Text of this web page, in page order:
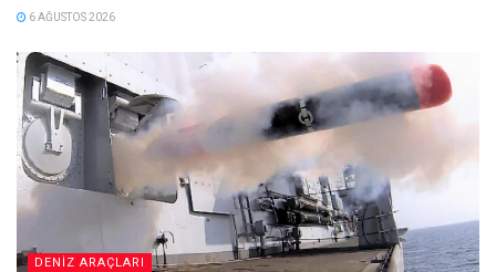
6 AĞUSTOS 2026
DENIZ ARAÇLARI